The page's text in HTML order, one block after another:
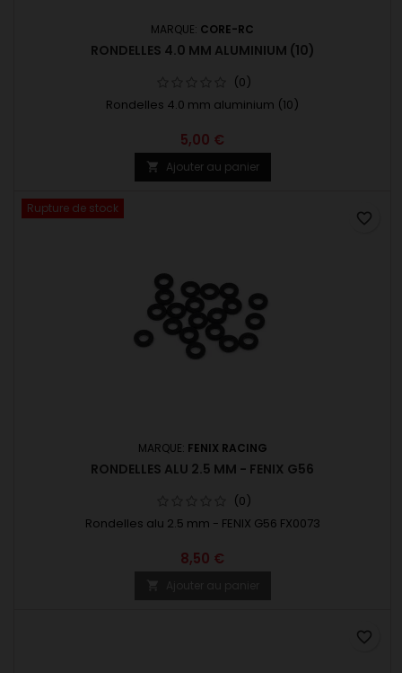
MARQUE: CORE-RC
RONDELLES 4.0 MM ALUMINIUM (10)
(0)
Rondelles 4.0 mm aluminium (10)
5,00 €
 Ajouter au panier
Rupture de stock
MARQUE: FENIX RACING
RONDELLES ALU 2.5 MM - FENIX G56
(0)
Rondelles alu 2.5 mm - FENIX G56 FX0073
8,50 €
favorite_border
favorite_border